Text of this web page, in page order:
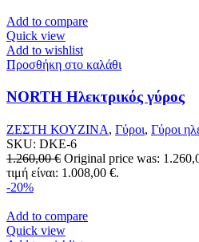
Add to compare
Quick view
Add to wishlist
Προσθήκη στο καλάθι
NORTH Ηλεκτρικός γύρος
ΖΕΣΤΗ ΚΟΥΖΙΝΑ, Γύροι, Γύροι
SKU: DKE-6
1.260,00€ Original price was:
τιμή είναι: 1.008,00 €.
-20%
Add to compare
Quick view